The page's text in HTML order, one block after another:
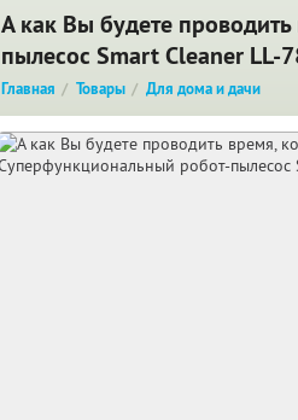
А как Вы будете
пылесос Smart Cleaner LL-
Главная Товары Для дома и дачи